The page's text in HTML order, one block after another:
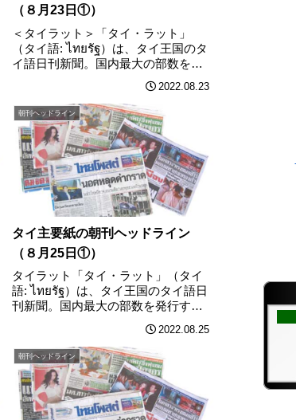
（８月23日①）
＜タイラット＞「タイ・ラット」
（タイ語: ไทยรัฐ）は、タイ王国のタ
イ語日刊新聞。国内最大の部数を発
行する全国大衆紙。1962年12月25日
に創刊。 ワッチャラポーン社が所有
する。現在公称100万部を発行し、1
部10バーツ。首相府前な………
2022.08.23
朝刊ヘッドライン
タイ主要紙の朝刊ヘッドライン
（８月25日①）
タイラット「タイ・ラット」（タイ
語: ไทยรัฐ）は、タイ王国のタイ語日
刊新聞。国内最大の部数を発行する
全国大衆紙。1962年12月25日 に創
刊。 ワッチャラポーン社が所有す
る。現在公称100万部を発行し、1部
10バーツ。憲法裁判所、プ………
2022.08.25
朝刊ヘッドライン